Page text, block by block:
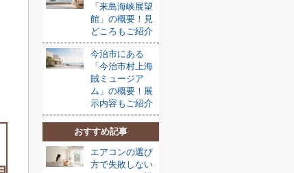
「来島海峡展望
館」の概要！見
どころもご紹介
今治市にある
「今治市村上海
賊ミュージア
ム」の概要！展
示内容もご紹介
おすすめ記事
エアコンの選び
方で失敗しない